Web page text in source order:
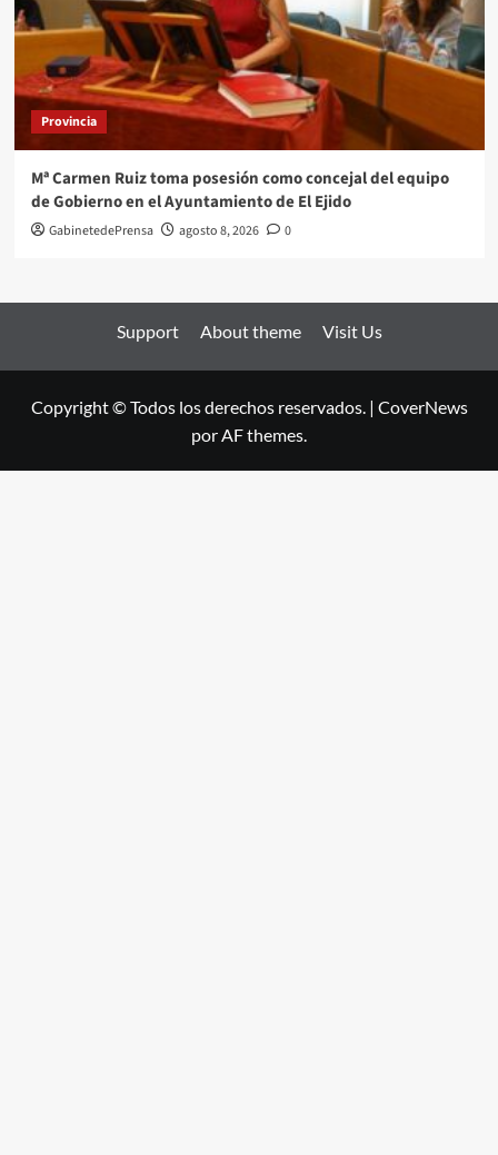
Provincia
Mª Carmen Ruiz toma posesión como concejal del equipo
de Gobierno en el Ayuntamiento de El Ejido
GabinetedePrensa agosto 8, 2026 0
Support About theme Visit Us
Copyright © Todos los derechos reservados. | CoverNews
por AF themes.